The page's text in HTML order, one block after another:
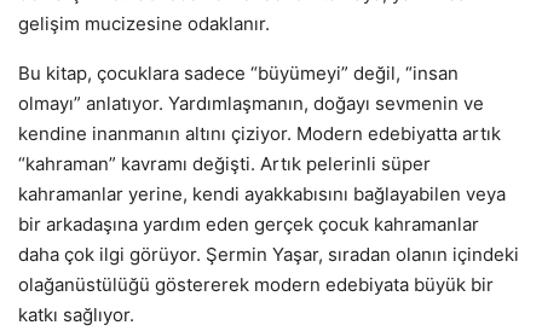
gelişim mucizesine odaklanır.
Bu kitap, çocuklara sadece “büyümeyi” değil, “insan
olmayı” anlatıyor. Yardımlaşmanın, doğayı sevmenin ve
kendine inanmanın altını çiziyor. Modern edebiyatta artık
“kahraman” kavramı değişti. Artık pelerinli süper
kahramanlar yerine, kendi ayakkabısını bağlayabilen veya
bir arkadaşına yardım eden gerçek çocuk kahramanlar
daha çok ilgi görüyor. Şermin Yaşar, sıradan olanın içindeki
olağanüstülüğü göstererek modern edebiyata büyük bir
katkı sağlıyor.